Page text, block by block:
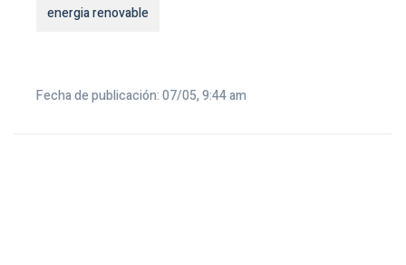
energia renovable
Fecha de publicación: 07/05, 9:44 am